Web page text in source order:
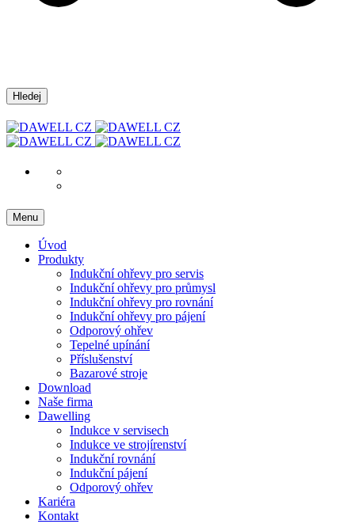
Hledej
Menu
Úvod
Produkty
Indukční ohřevy pro servis
Indukční ohřevy pro průmysl
Indukční ohřevy pro rovnání
Indukční ohřevy pro pájení
Odporový ohřev
Tepelné upínání
Příslušenství
Bazarové stroje
Download
Naše firma
Dawelling
Indukce v servisech
Indukce ve strojírenství
Indukční rovnání
Indukční pájení
Odporový ohřev
Kariéra
Kontakt